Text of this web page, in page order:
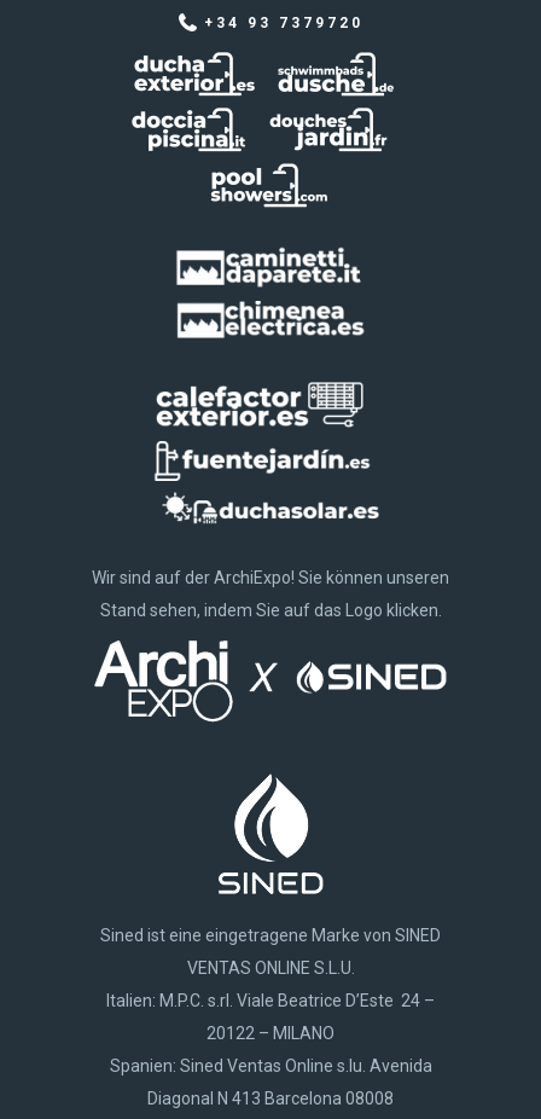
+34 93 7379720
Wir sind auf der ArchiExpo! Sie können unseren
Stand sehen, indem Sie auf das Logo klicken.
Sined ist eine eingetragene Marke von SINED
VENTAS ONLINE S.L.U.
Italien: M.P.C. s.rl. Viale Beatrice D’Este 24 –
20122 – MILANO
Spanien: Sined Ventas Online s.lu. Avenida
Diagonal N 413 Barcelona 08008